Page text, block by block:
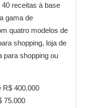
receitas à base
gama de
quatro modelos de
shopping, loja de
para shopping ou
R$ 400.000
75.000